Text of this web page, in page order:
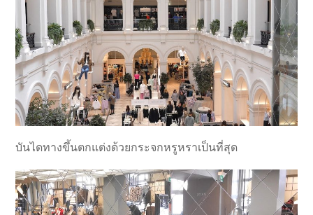
บันไดทางขึ้นตกแต่งด้วยกระจกหรูหราเป็นที่สุด